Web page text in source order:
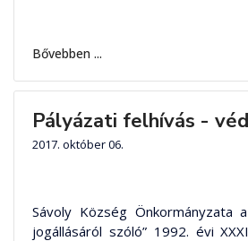
Bővebben ...
Pályázati felhívás -
2017. október 06.
Sávoly Község Önkormányzata
jogállásáról szóló” 1992. évi